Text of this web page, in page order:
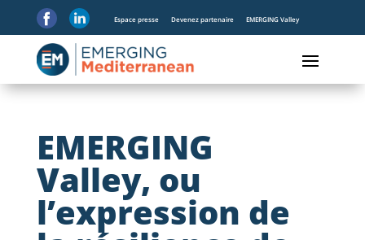
Espace presse Devenez partenaire EMERGING Valley
EMERGING
Valley, ou
l’expression de